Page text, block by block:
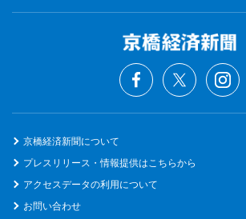
京橋経済新聞について
プレスリリース・情報提供はこちらから
アクセスデータの利用について
お問い合わせ